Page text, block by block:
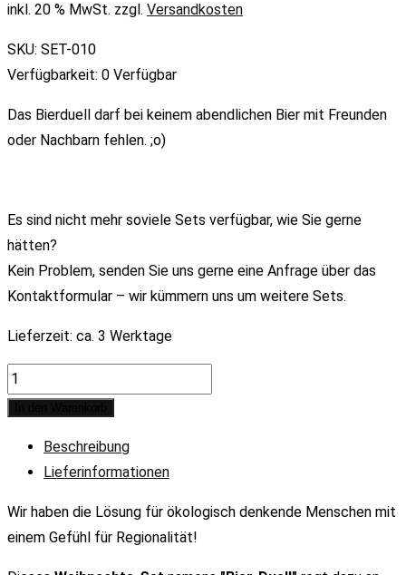
inkl. 20 % MwSt. zzgl. Versandkosten
SKU: SET-010
Verfügbarkeit: 0 Verfügbar
Das Bierduell darf bei keinem abendlichen Bier mit Freunden
oder Nachbarn fehlen. ;o)
Es sind nicht mehr soviele Sets verfügbar, wie Sie gerne
hätten?
Kein Problem, senden Sie uns gerne eine Anfrage über das
Kontaktformular – wir kümmern uns um weitere Sets.
Lieferzeit: ca. 3 Werktage
Geschenkset
15
quantityBeschreibung
Lieferinformationen
Wir haben die Lösung für ökologisch denkende Menschen mit
einem Gefühl für Regionalität!